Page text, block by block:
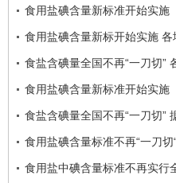
食用盐碘含量新标准开始实施
食用盐碘含量新标开始实施
食盐含碘量全国不再“一刀切”
食用盐碘含量新标准开始实施
食盐含碘量全国不再“一刀切”
食用盐碘含量标准不再“一刀
食用盐中碘含量标准不再实行